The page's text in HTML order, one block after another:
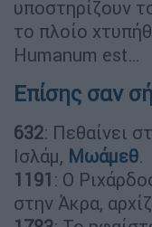
υποστηρίζουν
το πλοίο
Humanum est…
Επίσης σαν
632: Πεθαίνει
Ισλάμ, Μωάμεθ.
1191 : Ο
στην Άκρα,